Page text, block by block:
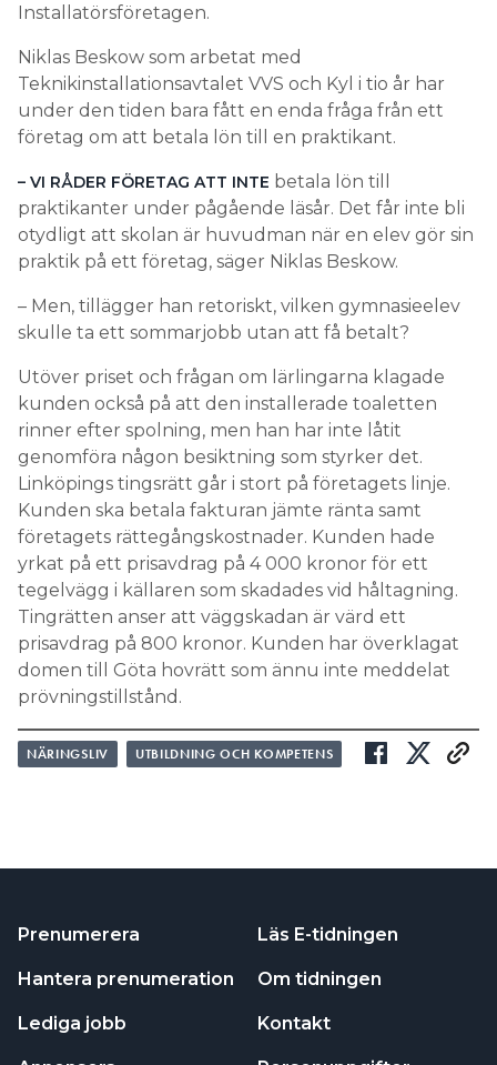
Installatörsföretagen.
Niklas Beskow som arbetat med
Teknikinstallationsavtalet VVS och Kyl i tio år har
under den tiden bara fått en enda fråga från ett
företag om att betala lön till en praktikant.
– VI RÅDER FÖRETAG ATT INTE betala lön till
praktikanter under pågående läsår. Det får inte bli
otydligt att skolan är huvudman när en elev gör sin
praktik på ett företag, säger Niklas Beskow.
– Men, tillägger han retoriskt, vilken gymnasieelev
skulle ta ett sommarjobb utan att få betalt?
Utöver priset och frågan om lärlingarna klagade
kunden också på att den installerade toaletten
rinner efter spolning, men han har inte låtit
genomföra någon besiktning som styrker det.
Linköpings tingsrätt går i stort på företagets linje.
Kunden ska betala fakturan jämte ränta samt
företagets rättegångskostnader. Kunden hade
yrkat på ett prisavdrag på 4 000 kronor för ett
tegelvägg i källaren som skadades vid håltagning.
Tingrätten anser att väggskadan är värd ett
prisavdrag på 800 kronor. Kunden har överklagat
domen till Göta hovrätt som ännu inte meddelat
prövningstillstånd.
NÄRINGSLIV UTBILDNING OCH KOMPETENS
Prenumerera
Hantera prenumeration
Lediga jobb
Läs E-tidningen
Om tidningen
Kontakt